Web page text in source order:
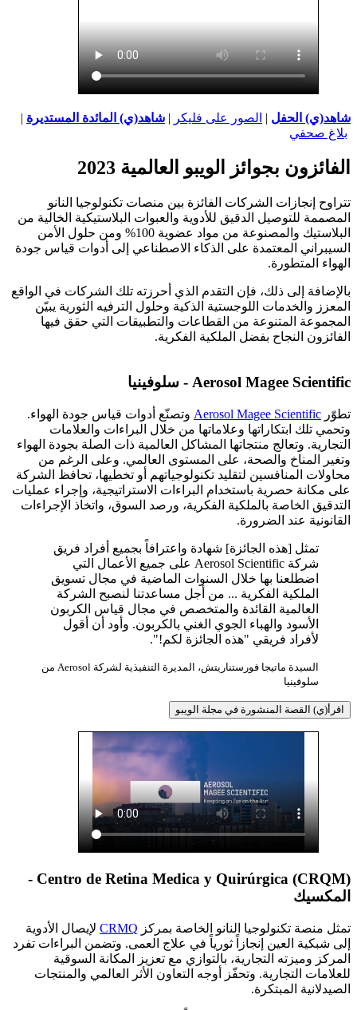
شاهد(ي) الحفل | الصور على فليكر | شاهد(ي) المائدة المستديرة |
بلاغ صحفي
الفائزون بجوائز الويبو العالمية 2023
تتراوح إنجازات الشركات الفائزة بين منصات تكنولوجيا النانو
المصممة للتوصيل الدقيق للأدوية والعبوات البلاستيكية الخالية من
البلاستيك والمصنوعة من مواد عضوية 100% ومن حلول الأمن
السيبراني المعتمدة على الذكاء الاصطناعي إلى أدوات قياس جودة
الهواء المتطورة.
بالإضافة إلى ذلك، فإن التقدم الذي أحرزته تلك الشركات في الواقع
المعزز والخدمات اللوجستية الذكية وحلول الترفيه الثورية يبيّن
المجموعة المتنوعة من القطاعات والتطبيقات التي حقق فيها
الفائزون النجاح بفضل الملكية الفكرية.
Aerosol Magee Scientific - سلوفينيا
تطوّر Aerosol Magee Scientific وتصنّع أدوات قياس جودة الهواء.
وتحمي تلك ابتكاراتها وعلاماتها من خلال البراءات والعلامات
التجارية. وتعالج منتجاتها المشاكل العالمية ذات الصلة بجودة الهواء
وتغير المناخ والصحة، على المستوى العالمي. وعلى الرغم من
محاولات المنافسين لتقليد تكنولوجياتهم أو تخطيها، تحافظ الشركة
على مكانة حصرية باستخدام البراءات الاستراتيجية، وإجراء عمليات
التدقيق الخاصة بالملكية الفكرية، ورصد السوق، واتخاذ الإجراءات
القانونية عند الضرورة.
تمثل [هذه الجائزة] شهادة واعترافاً بجميع أفراد فريق
شركة Aerosol Scientific على جميع الأعمال التي
اضطلعنا بها خلال السنوات الماضية في مجال تسويق
الملكية الفكرية ... من أجل مساعدتنا لنصبح الشركة
العالمية القائدة والمتخصص في مجال قياس الكربون
الأسود والهباء الجوي الغني بالكربون. وأود أن أقول
لأفراد فريقي "هذه الجائزة لكم!".
السيدة ماتيجا فورستناريتش، المديرة التنفيذية لشركة Aerosol من
سلوفينيا
اقرأ(ي) القصة المنشورة في مجلة الويبو
Centro de Retina Medica y Quirúrgica (CRQM) -
المكسيك
تمثل منصة تكنولوجيا النانو الخاصة بمركز CRMQ لإيصال الأدوية
إلى شبكية العين إنجازاً ثورياً في علاج العمى. وتضمن البراءات تفرد
المركز وميزته التجارية، بالتوازي مع تعزيز المكانة السوقية
للعلامات التجارية. وتحفّز أوجه التعاون الأثر العالمي والمنتجات
الصيدلانية المبتكرة.